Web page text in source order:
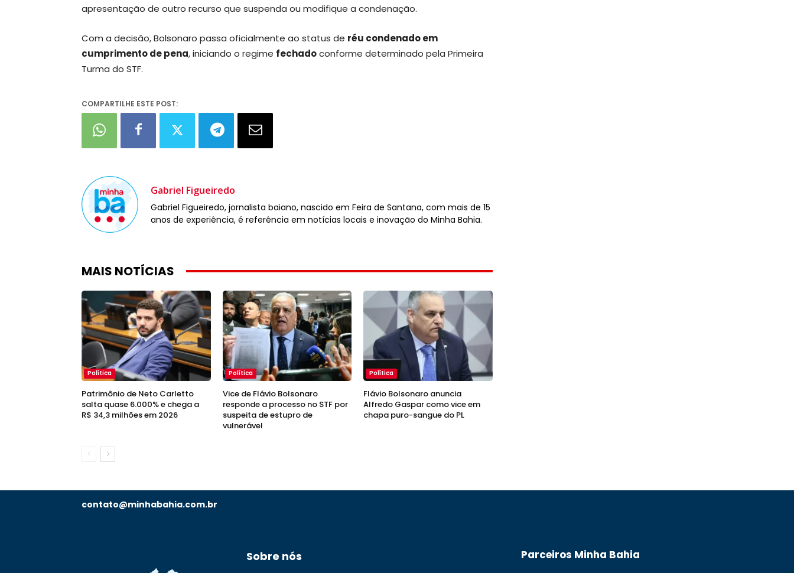
apresentação de outro recurso que suspenda ou modifique a condenação.
Com a decisão, Bolsonaro passa oficialmente ao status de réu condenado em
cumprimento de pena, iniciando o regime fechadoconforme determinado pela Primeira
Turma do STF.
COMPARTILHE ESTE POST:
Gabriel Figueiredo
Gabriel Figueiredo, jornalista baiano, nascido em Feira de Santana, com mais de 15
anos de experiência, é referência em notícias locais e inovação do Minha Bahia.
MAIS NOTÍCIAS
Política
Patrimônio de Neto Carletto
salta quase 6.000% e chega a
R$ 34,3 milhões em 2026
Política
Vice de Flávio Bolsonaro
responde a processo no STF por
suspeita de estupro de
vulnerável
Política
Flávio Bolsonaro anuncia
Alfredo Gaspar como vice em
chapa puro-sangue do PL
contato@minhabahia.com.br
Sobre nós Parceiros Minha Bahia